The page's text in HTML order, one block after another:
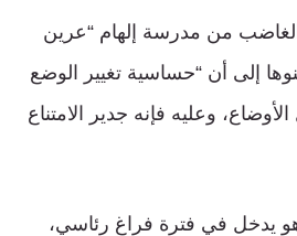
من مدرسة إلهام “عرين
إلى أن “حساسية تغيير الوضع
وعليه فإنه جدير الامتناع
وهو يدخل في فترة فراغ رئاسي،